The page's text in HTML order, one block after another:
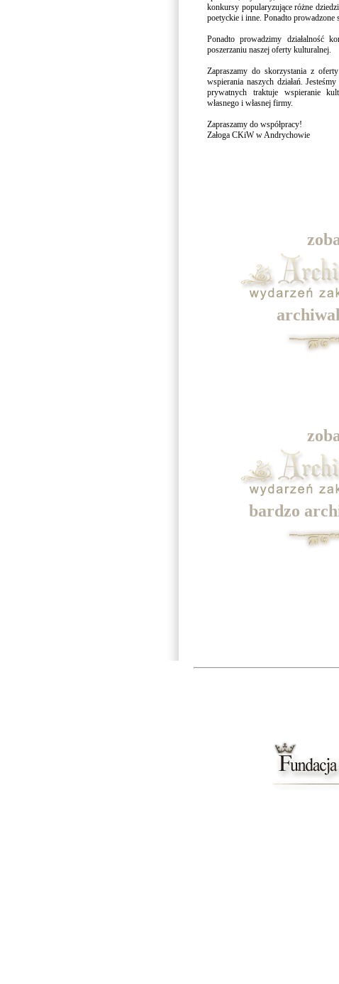
konkursy popularyzujące różne
poetyckie i inne. Ponadto prowadzone
Ponadto prowadzimy działalność
poszerzaniu naszej oferty kulturalnej.
Zapraszamy do skorzystania z
wspierania naszych działań.
prywatnych traktuje wspieranie
własnego i własnej firmy.
Zapraszamy do współpracy!
Załoga CKiW w Andrychowie
bardzo